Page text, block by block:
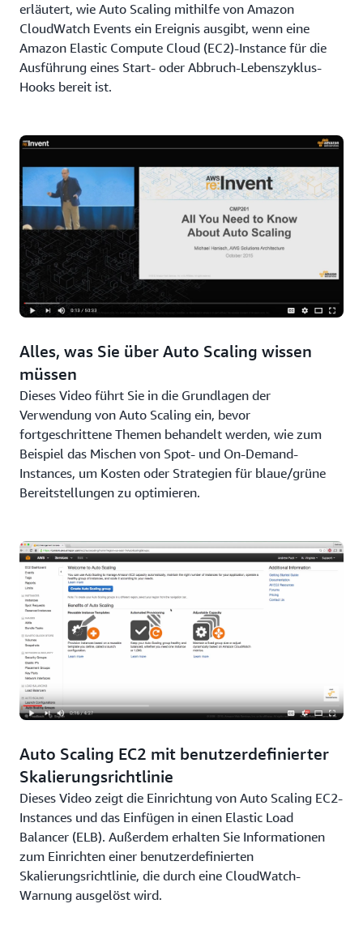
erläutert, wie Auto Scaling mithilfe von Amazon
CloudWatch Events ein Ereignis ausgibt, wenn eine
Amazon Elastic Compute Cloud (EC2)-Instance für die
Ausführung eines Start- oder Abbruch-Lebenszyklus-
Hooks bereit ist.
Alles, was Sie über Auto Scaling wissen
müssen
Dieses Video führt Sie in die Grundlagen der
Verwendung von Auto Scaling ein, bevor
fortgeschrittene Themen behandelt werden, wie zum
Beispiel das Mischen von Spot- und On-Demand-
Instances, um Kosten oder Strategien für blaue/grüne
Bereitstellungen zu optimieren.
Auto Scaling EC2 mit benutzerdefinierter
Skalierungsrichtlinie
Dieses Video zeigt die Einrichtung von Auto Scaling EC2-
Instances und das Einfügen in einen Elastic Load
Balancer (ELB). Außerdem erhalten Sie Informationen
zum Einrichten einer benutzerdefinierten
Skalierungsrichtlinie, die durch eine CloudWatch-
Warnung ausgelöst wird.